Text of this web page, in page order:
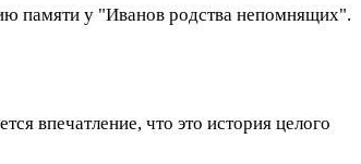
памяти у "Иванов родства непомнящих".
впечатление, что это история целого